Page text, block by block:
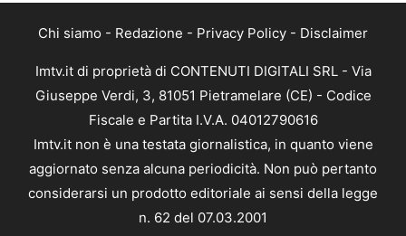
Chi siamo - Redazione - Privacy Policy - Disclaimer
Imtv.it di proprietà di CONTENUTI DIGITALI SRL - Via
Giuseppe Verdi, 3, 81051 Pietramelare (CE) - Codice
Fiscale e Partita I.V.A. 04012790616
Imtv.it non è una testata giornalistica, in quanto viene
aggiornato senza alcuna periodicità. Non può pertanto
considerarsi un prodotto editoriale ai sensi della legge
n. 62 del 07.03.2001